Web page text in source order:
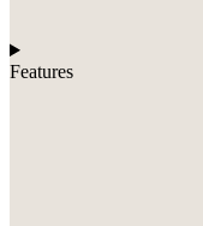
Features